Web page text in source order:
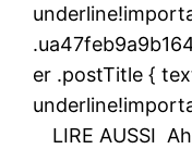
er .postTitle {
LIRE AUSSI